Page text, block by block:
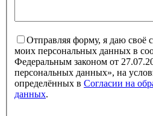
Отправляя форму, я даю своё
моих персональных данных в
Федеральным законом от
персональных данных», на
определённых в Согласии на
данных.